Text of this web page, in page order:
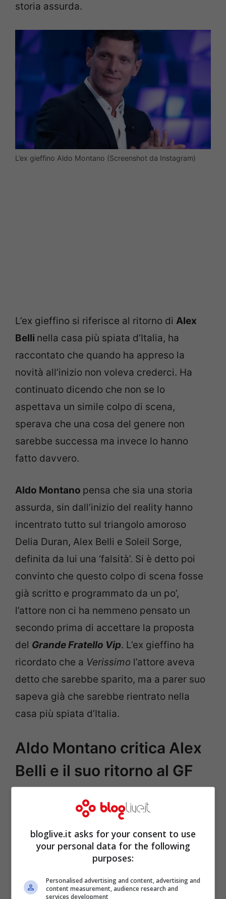
storia assurda.
L’ex gieffino Aldo Montano (Screenshot da Instagram)
L’ex gieffino si riferisce al ritorno di Alex
Belli nella casa più spiata d’Italia, ha
raccontato che quando ha appreso la
novità all’inizio non voleva crederci. Ha
continuato dicendo che non se lo
aspettava un simile colpo di scena,
sperava che una cosa del genere non
sarebbe successa ma invece lo hanno
fatto davvero.
Aldo Montano pensa che sia una storia
assurda, sin dall’inizio del reality hanno
incentrato tutto sul triangolo amoroso
Delia Duran, Alex Belli e Soleil Sorge,
definita da lui una ‘falsità’. Si è detto poi
convinto che questo colpo di scena fosse
già scritto e programmato da un po’,
l’attore non ci ha nemmeno pensato un
secondo prima di accettare la proposta
del Grande Fratello Vip. L’ex gieffino ha
ricordato che a Verissimo l’attore aveva
detto che sarebbe sparito, ma a parer suo
sapeva già che sarebbe rientrato nella
casa più spiata d’Italia.
Aldo Montano critica Alex
Belli e il suo ritorno al GF
Vip
bloglive.it asks for your consent to use
your personal data for the following
purposes:
Personalised advertising and content, advertising and
content measurement, audience research and
services development